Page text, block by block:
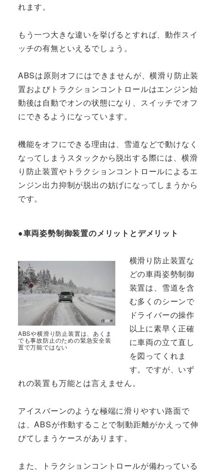
れます。
もう一つ大きな違いを挙げるとすれば、動作スイ
ッチの有無といえるでしょう。
ABSは原則オフにはできませんが、横滑り防止装
置およびトラクションコントロールはエンジン始
動後は自動でオンの状態になり、スイッチでオフ
にできるようになっています。
機能をオフにできる理由は、雪道などで動けなく
なってしまうスタックから脱出する際には、横滑
り防止装置やトラクションコントロールによるエ
ンジン出力抑制が脱出の妨げになってしまうから
です。
●車両姿勢制御装置のメリットとデメリット
ABSや横滑り防止装置は、あくま
でも事故防止のための緊急安全装
置で万能ではない
横滑り防止装置な
どの車両姿勢制御
装置は、雪道を含
む多くのシーンで
ドライバーの操作
以上に素早く正確
に車両の立て直し
を図ってくれま
す。ですが、いず
れの装置も万能とは言えません。
アイスバーンのような極端に滑りやすい路面で
は、ABSが作動することで制動距離がかえって伸
びてしまうケースがあります。
また、トラクションコントロールが備わっている